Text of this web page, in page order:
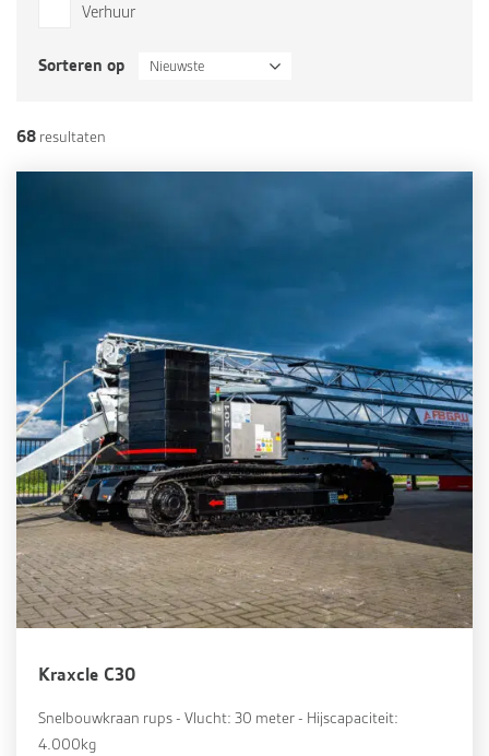
Verhuur
Sorteren op Nieuwste
68 resultaten
Kraxcle C30
Snelbouwkraan rups - Vlucht: 30 meter - Hijscapaciteit:
4.000kg